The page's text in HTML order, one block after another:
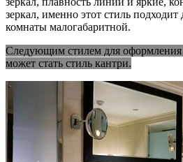
зеркал, именно этот стиль подходит
комнаты малогабаритной.
Следующим стилем для оформления
может стать стиль кантри.